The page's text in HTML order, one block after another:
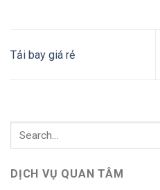
Tải bay giá rẻ
DỊCH VỤ QUAN TÂM